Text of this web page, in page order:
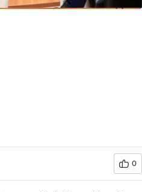
0